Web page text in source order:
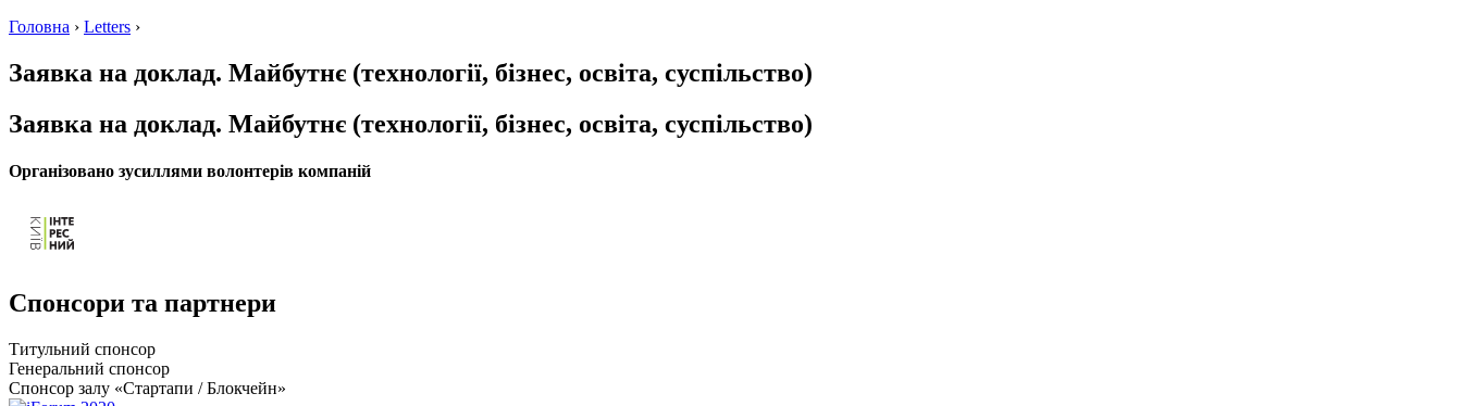
Головна › Letters ›
Заявка на доклад. Майбутнє (технології, бізнес, освіта, суспільство)
Заявка на доклад. Майбутнє (технології, бізнес, освіта, суспільство)
Організовано зусиллями волонтерів компаній
Спонсори та партнери
Титульний спонсор
Генеральний спонсор
Спонсор залу «Стартапи / Блокчейн»